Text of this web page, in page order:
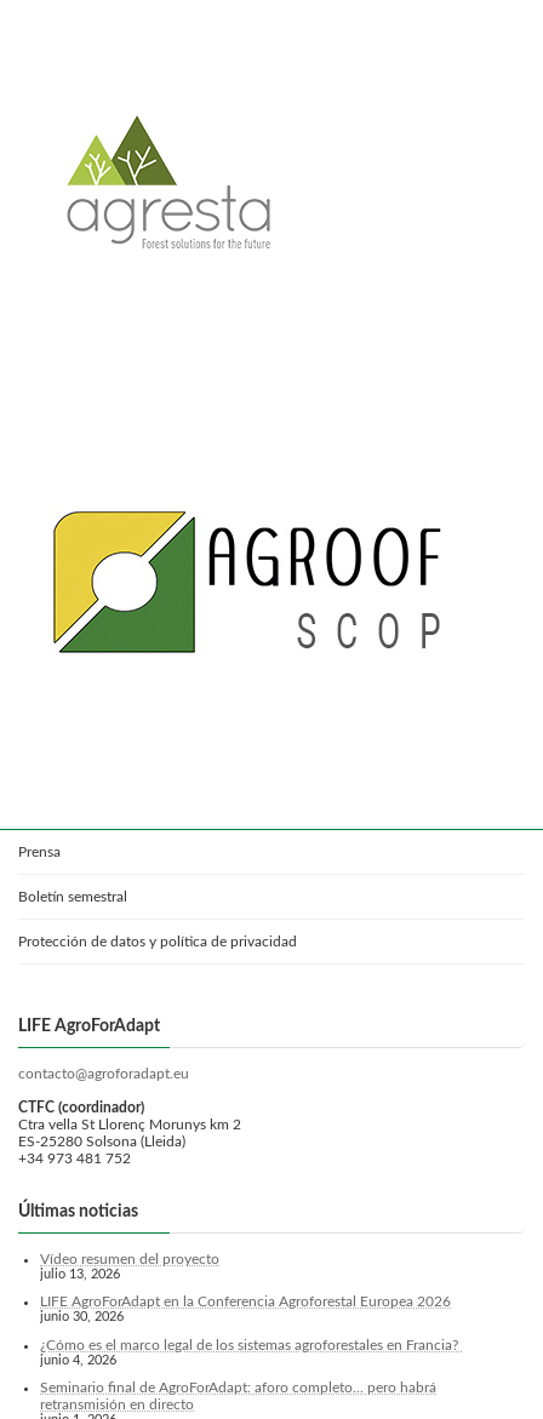
Prensa
Boletín semestral
Protección de datos y política de privacidad
LIFE AgroForAdapt
contacto@agroforadapt.eu
CTFC (coordinador)
Ctra vella St Llorenç Morunys km 2
ES-25280 Solsona (Lleida)
+34 973 481 752
Últimas noticias
Vídeo resumen del proyecto
julio 13, 2026
LIFE AgroForAdapt en la Conferencia Agroforestal Europea 2026
junio 30, 2026
¿Cómo es el marco legal de los sistemas agroforestales en Francia?
junio 4, 2026
Seminario final de AgroForAdapt: aforo completo... pero habrá
retransmisión en directo